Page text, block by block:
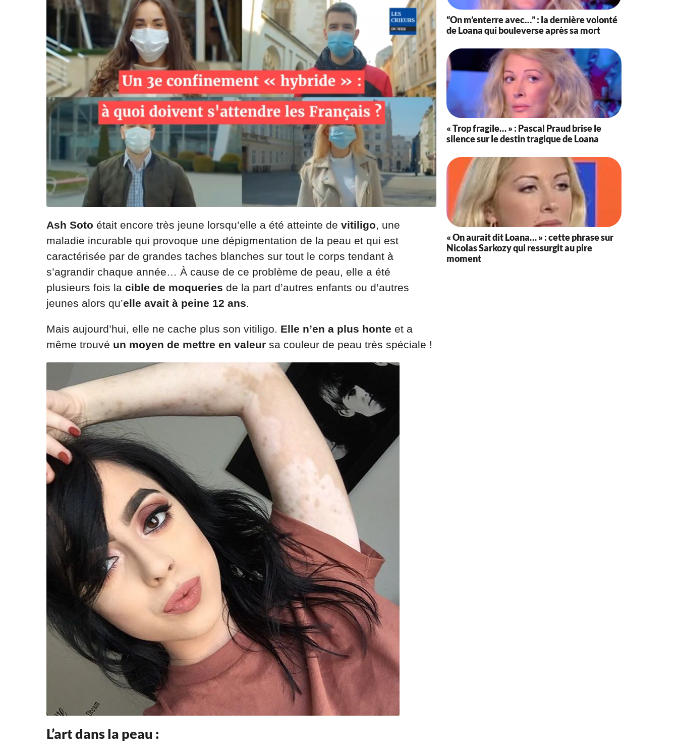
0
9
à
1
1
3
9
Ash Soto était encore très jeune lorsqu’elle a été atteinte de vitiligo, une
maladie incurable qui provoque une dépigmentation de la peau et qui est
caractérisée par de grandes taches blanches sur tout le corps tendant à
s’agrandir chaque année… À cause de ce problème de peau, elle a été
plusieurs fois la cible de moqueries de la part d’autres enfants ou d’autres
jeunes alors qu’elle avait à peine 12 ans.
Mais aujourd’hui, elle ne cache plus son vitiligo. Elle n’en a plus honte et a
même trouvé un moyen de mettre en valeur sa couleur de peau très spéciale !
L’art dans la peau :
“On m’enterre avec…” : la dernière volonté
de Loana qui bouleverse après sa mort
« Trop fragile… » : Pascal Praud brise le
silence sur le destin tragique de Loana
« On aurait dit Loana… » : cette phrase sur
Nicolas Sarkozy qui ressurgit au pire
moment